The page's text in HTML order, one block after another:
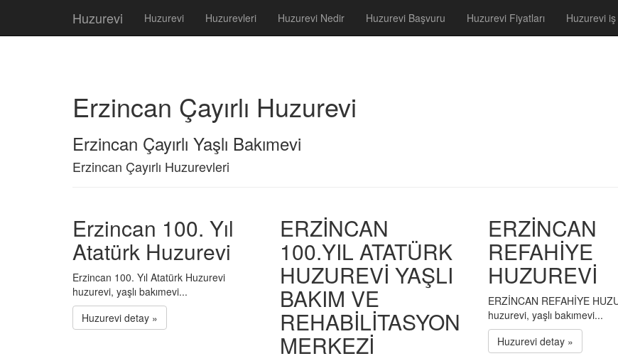
Huzurevi Huzurevi Huzurevleri Huzurevi Nedir Huzurevi Başvuru Huzurevi Fiyatları Huzurevi iş
Erzincan Çayırlı Huzurevi
Erzincan Çayırlı Yaşlı Bakımevi
Erzincan Çayırlı Huzurevleri
Erzincan 100. Yıl
Atatürk Huzurevi
Erzincan 100. Yıl Atatürk Huzurevi
huzurevi, yaşlı bakımevi...
Huzurevi detay »
ERZİNCAN
100.YIL ATATÜRK
HUZUREVİ YAŞLI
BAKIM VE
REHABİLİTASYON
MERKEZİ
ERZİNCAN
REFAHİYE
HUZUREVİ
ERZİNCAN REFAHİYE
huzurevi, yaşlı bakımevi...
Huzurevi detay »